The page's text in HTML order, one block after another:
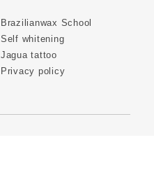
Brazilianwax School
Self whitening
Jagua tattoo
Privacy policy